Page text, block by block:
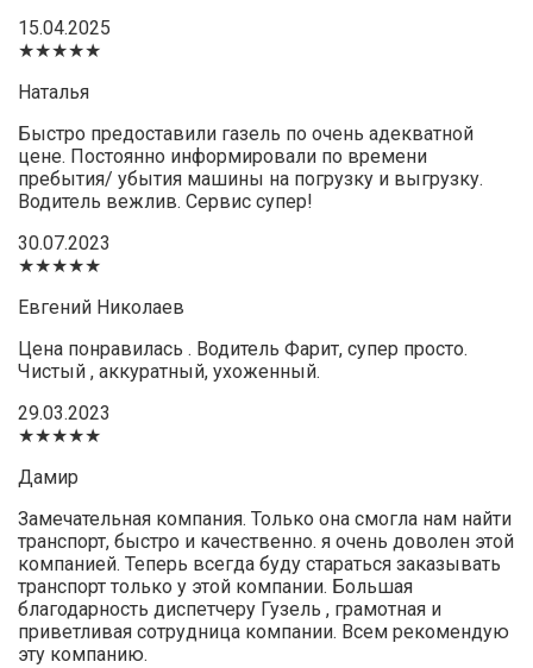
15.04.2025
★★★★★
Наталья
Быстро предоставили газель по очень адекватной
цене. Постоянно информировали по времени
пребытия/ убытия машины на погрузку и выгрузку.
Водитель вежлив. Сервис супер!
30.07.2023
★★★★★
Евгений Николаев
Цена понравилась . Водитель Фарит, супер просто.
Чистый , аккуратный, ухоженный.
29.03.2023
★★★★★
Дамир
Замечательная компания. Только она смогла нам найти
транспорт, быстро и качественно. я очень доволен этой
компанией. Теперь всегда буду стараться заказывать
транспорт только у этой компании. Большая
благодарность диспетчеру Гузель , грамотная и
приветливая сотрудница компании. Всем рекомендую
эту компанию.